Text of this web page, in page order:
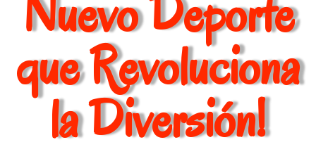
Nuevo Deporte
que Revoluciona
la Diversión!